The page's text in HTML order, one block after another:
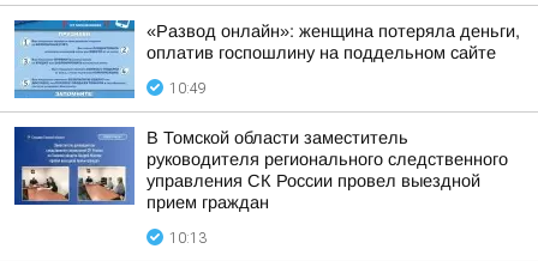
«Развод онлайн»: женщина потеряла деньги,
оплатив госпошлину на поддельном сайте
10:49
В Томской области заместитель
руководителя регионального следственного
управления СК России провел выездной
прием граждан
10:13